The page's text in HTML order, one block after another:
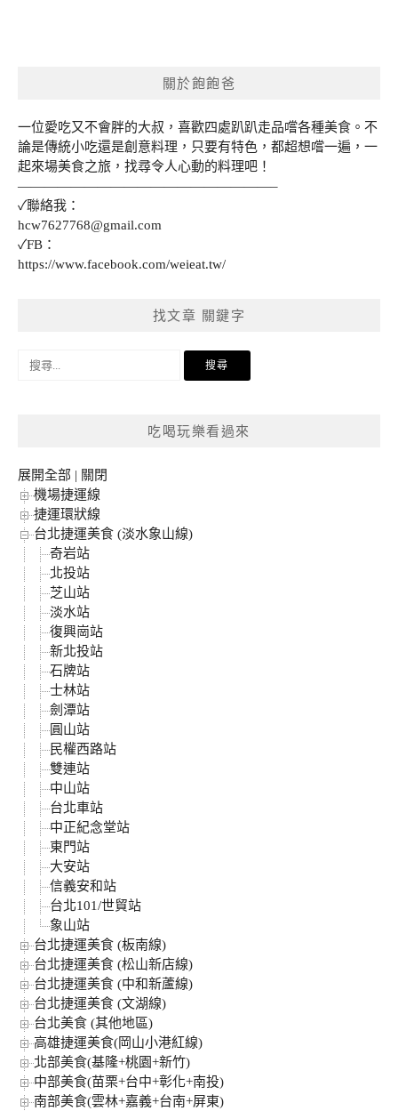
關於飽飽爸
一位愛吃又不會胖的大叔，喜歡四處趴趴走品嚐各種美食。不
論是傳統小吃還是創意料理，只要有特色，都超想嚐一遍，一
起來場美食之旅，找尋令人心動的料理吧！
———————————————————–
✓聯絡我：
hcw7627768@gmail.com
✓FB：
https://www.facebook.com/weieat.tw/
找文章 關鍵字
搜
吃喝玩樂看過來
展開全部 | 關閉
機場捷運線
捷運環狀線
台北捷運美食 (淡水象山線)
奇岩站
北投站
芝山站
淡水站
復興崗站
新北投站
石牌站
士林站
劍潭站
圓山站
民權西路站
雙連站
中山站
台北車站
中正紀念堂站
東門站
大安站
信義安和站
台北101/世貿站
象山站
台北捷運美食 (板南線)
台北捷運美食 (松山新店線)
台北捷運美食 (中和新蘆線)
台北捷運美食 (文湖線)
台北美食 (其他地區)
高雄捷運美食(岡山小港紅線)
北部美食(基隆+桃園+新竹)
中部美食(苗栗+台中+彰化+南投)
南部美食(雲林+嘉義+台南+屏東)